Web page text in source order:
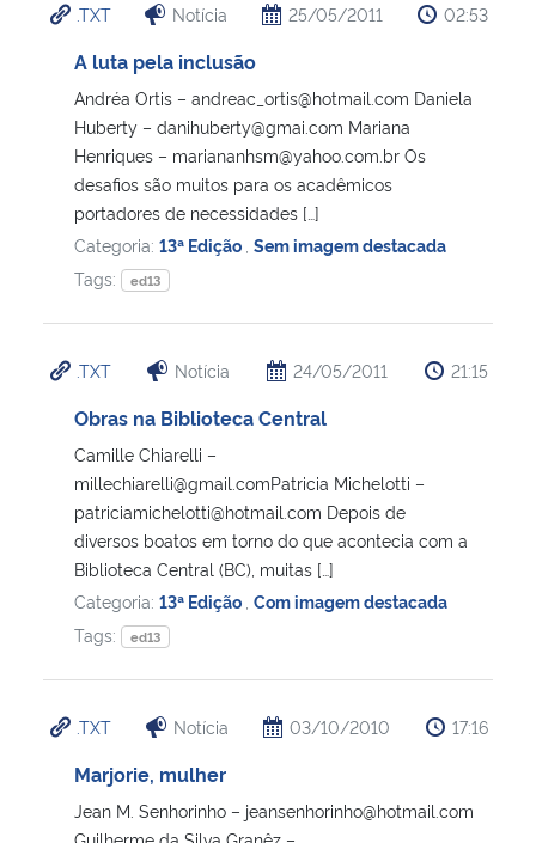
.TXT Notícia 25/05/2011 02:53
A luta pela inclusão
Andréa Ortis – andreac_ortis@hotmail.com Daniela
Huberty – danihuberty@gmai.com Mariana
Henriques – mariananhsm@yahoo.com.br Os
desafios são muitos para os acadêmicos
portadores de necessidades […]
Categoria: 13ª Edição Sem imagem destacada
Tags:
ed13
.TXT Notícia 24/05/2011 21:15
Obras na Biblioteca Central
Camille Chiarelli –
millechiarelli@gmail.comPatricia Michelotti –
patriciamichelotti@hotmail.com Depois de
diversos boatos em torno do que acontecia com a
Biblioteca Central (BC), muitas […]
Categoria: 13ª Edição Com imagem destacada
Tags:
ed13
.TXT Notícia 03/10/2010 17:16
Marjorie, mulher
Jean M. Senhorinho – jeansenhorinho@hotmail.com
Guilherme da Silva Granêz –